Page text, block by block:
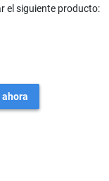
el siguiente producto: